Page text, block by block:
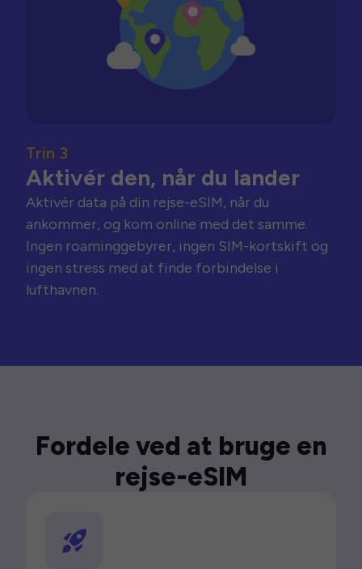
Trin 3
Aktivér den, når du lander
Aktivér data på din rejse-eSIM, når du
ankommer, og kom online med det samme.
Ingen roaminggebyrer, ingen SIM-kortskift og
ingen stress med at finde forbindelse i
lufthavnen.
Fordele ved at bruge en
rejse-eSIM